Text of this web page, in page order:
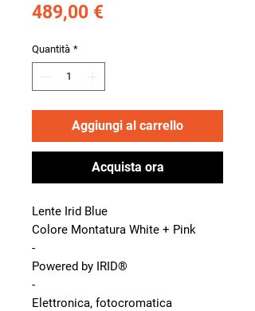
489,00 €Prezzo
Quantità *
Aggiungi al carrello
Acquista ora
Lente Irid Blue
Colore Montatura White + Pink
-
Powered by IRID®
-
Elettronica, fotocromatica